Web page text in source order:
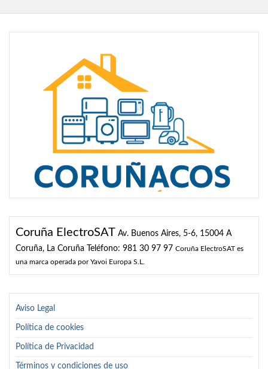
Coruña ElectroSAT Av. Buenos Aires, 5-6, 15004 A
Coruña, La Coruña
Teléfono: 981 30 97 97 Coruña ElectroSAT es
una marca operada por Yavoi Europa S.L.
Aviso Legal
Política de cookies
Política de Privacidad
Términos y condiciones de uso